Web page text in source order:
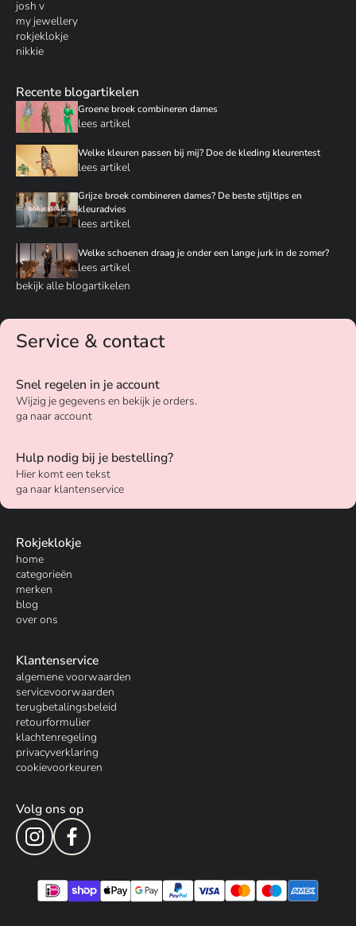
josh v
my jewellery
rokjeklokje
nikkie
Recente blogartikelen
Groene broek combineren dames
lees artikel
Welke kleuren passen bij mij? Doe de kleding kleurentest
lees artikel
Grijze broek combineren dames? De beste stijltips en
kleuradvies
lees artikel
Welke schoenen draag je onder een lange jurk in de zomer?
lees artikel
bekijk alle blogartikelen
Service & contact
Snel regelen in je account
Wijzig je gegevens en bekijk je orders.
ga naar account
Hulp nodig bij je bestelling?
Hier komt een tekst
ga naar klantenservice
Rokjeklokje
home
categorieën
merken
blog
over ons
Klantenservice
algemene voorwaarden
servicevoorwaarden
terugbetalingsbeleid
retourformulier
klachtenregeling
privacyverklaring
cookievoorkeuren
Volg ons op